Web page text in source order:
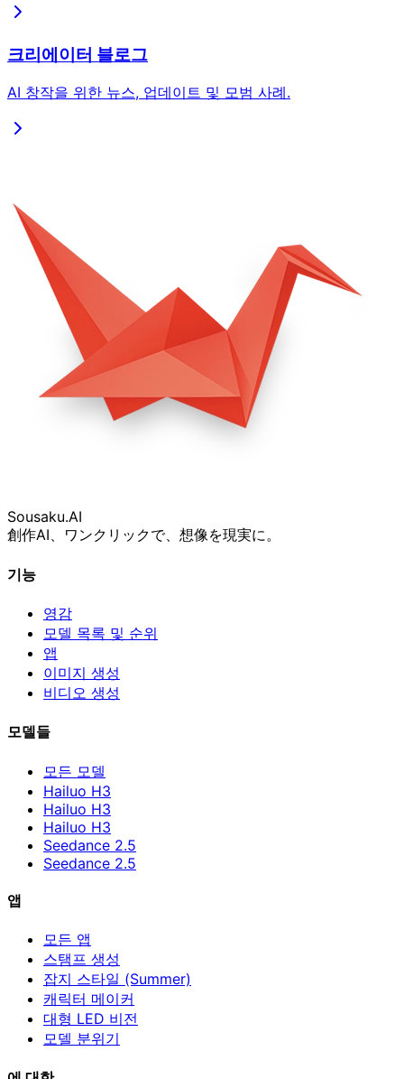
크리에이터 블로그
AI 창작을 위한 뉴스, 업데이트 및 모범 사례.
Sousaku.AI
創作AI、ワンクリックで、想像を現実に。
기능
영감
모델 목록 및 순위
앱
이미지 생성
비디오 생성
모델들
모든 모델
Hailuo H3
Hailuo H3
Hailuo H3
Seedance 2.5
Seedance 2.5
앱
모든 앱
스탬프 생성
잡지 스타일 (Summer)
캐릭터 메이커
대형 LED 비전
모델 분위기